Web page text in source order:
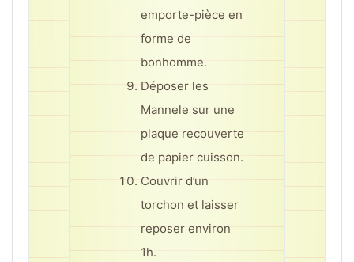
emporte-pièce en
forme de
bonhomme.
Déposer les
Mannele sur une
plaque recouverte
de papier cuisson.
Couvrir d’un
torchon et laisser
reposer environ
1h.